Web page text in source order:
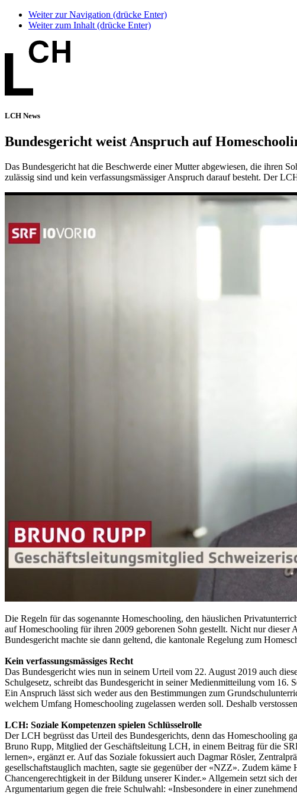
Weiter zur Navigation (drücke Enter)
Weiter zum Inhalt (drücke Enter)
LCH News
Bundesgericht weist Anspruch auf
Das Bundesgericht hat die Beschwerde einer Mutter abgewiesen, die ihren
zulässig sind und kein verfassungsmässiger Anspruch darauf besteht. Der
Die Regeln für das sogenannte Homeschooling, den häuslichen
auf Homeschooling für ihren 2009 geborenen Sohn gestellt. Nicht nur
Bundesgericht machte sie dann geltend, die kantonale Regelung zum
Kein verfassungsmässiges Recht
Das Bundesgericht wies nun in seinem Urteil vom 22. August 2019 auch
Schulgesetz, schreibt das Bundesgericht in seiner Medienmitteilung vom 16.
Ein Anspruch lässt sich weder aus den Bestimmungen zum
welchem Umfang Homeschooling zugelassen werden soll. Deshalb
LCH: Soziale Kompetenzen spielen Schlüsselrolle
Der LCH begrüsst das Urteil des Bundesgerichts, denn das Homeschooling
Bruno Rupp, Mitglied der Geschäftsleitung LCH, in einem Beitrag für die
lernen», ergänzt er. Auf das Soziale fokussiert auch Dagmar Rösler,
gesellschaftstauglich machten, sagte sie gegenüber der «NZZ». Zudem
Chancengerechtigkeit in der Bildung unserer Kinder.» Allgemein setzt sich
Argumentarium gegen die freie Schulwahl: «Insbesondere in einer